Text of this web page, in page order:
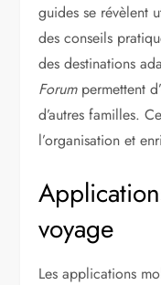
guides se révèlent
des conseils
des destinations
Forumpermettent
d’autres familles.
l’organisation et
voyage
Les applications